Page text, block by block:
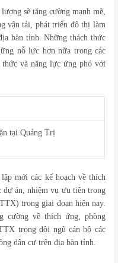
sẽ tăng cường mạnh mẽ,
vận tải, phát triển đô thị làm
bàn tỉnh. Những thách thức
nỗ lực hơn nữa trong các
thức và năng lực ứng phó với
tại Quảng Trị
mới các kế hoạch về thích
dự án, nhiệm vụ ưu tiên trong
trong giai đoạn hiện nay.
cường về thích ứng, phòng
trong đội ngũ cán bộ các
dân cư trên địa bàn tỉnh.